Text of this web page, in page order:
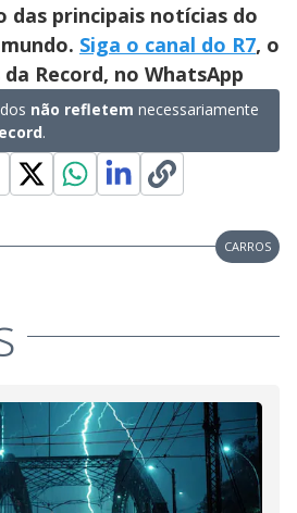
das principais notícias do
Siga o canal do R7, o
Record, no WhatsApp
não refletem necessariamente
.
CARROS